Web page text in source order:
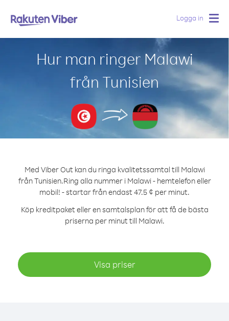
Logga in
Hur man ringer Malawi
från Tunisien
Med Viber Out kan du ringa kvalitetssamtal till Malawi
från Tunisien.Ring alla nummer i Malawi - hemtelefon eller
mobil! - startar från endast 47.5 ¢ per minut.
Köp kreditpaket eller en samtalsplan för att få de bästa
priserna per minut till Malawi.
Visa priser